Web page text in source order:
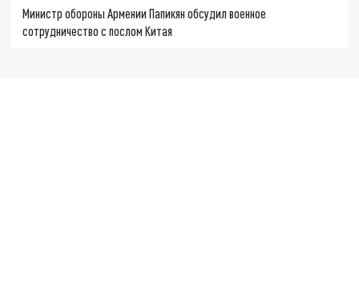
Министр обороны Армении Папикян обсудил военное
сотрудничество с послом Китая